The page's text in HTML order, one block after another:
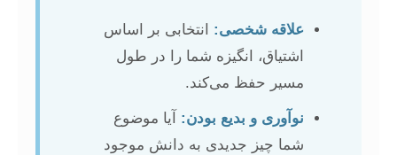
علاقه شخصی: انتخابی بر اساس
اشتیاق، انگیزه شما را در طول
مسیر حفظ می‌کند.
نوآوری و بدیع بودن: آیا موضوع
شما چیز جدیدی به دانش موجود